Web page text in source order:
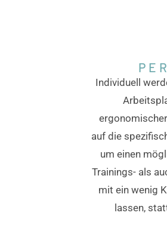
Individuell
auf die
um einen
Trainings- als
mit ein wenig
lassen,